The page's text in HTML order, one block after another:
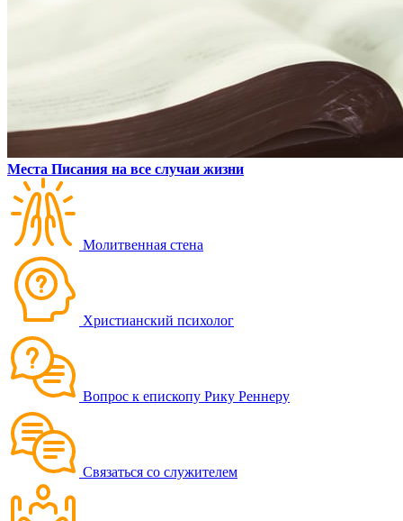
Места Писания на все случаи жизни
Молитвенная стена
Христианский психолог
Вопрос к епископу Рику Реннеру
Связаться со служителем